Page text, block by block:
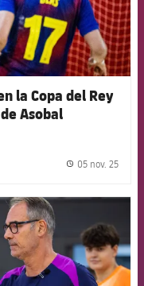
la Copa del Rey
Asobal
05 nov. 25
badge